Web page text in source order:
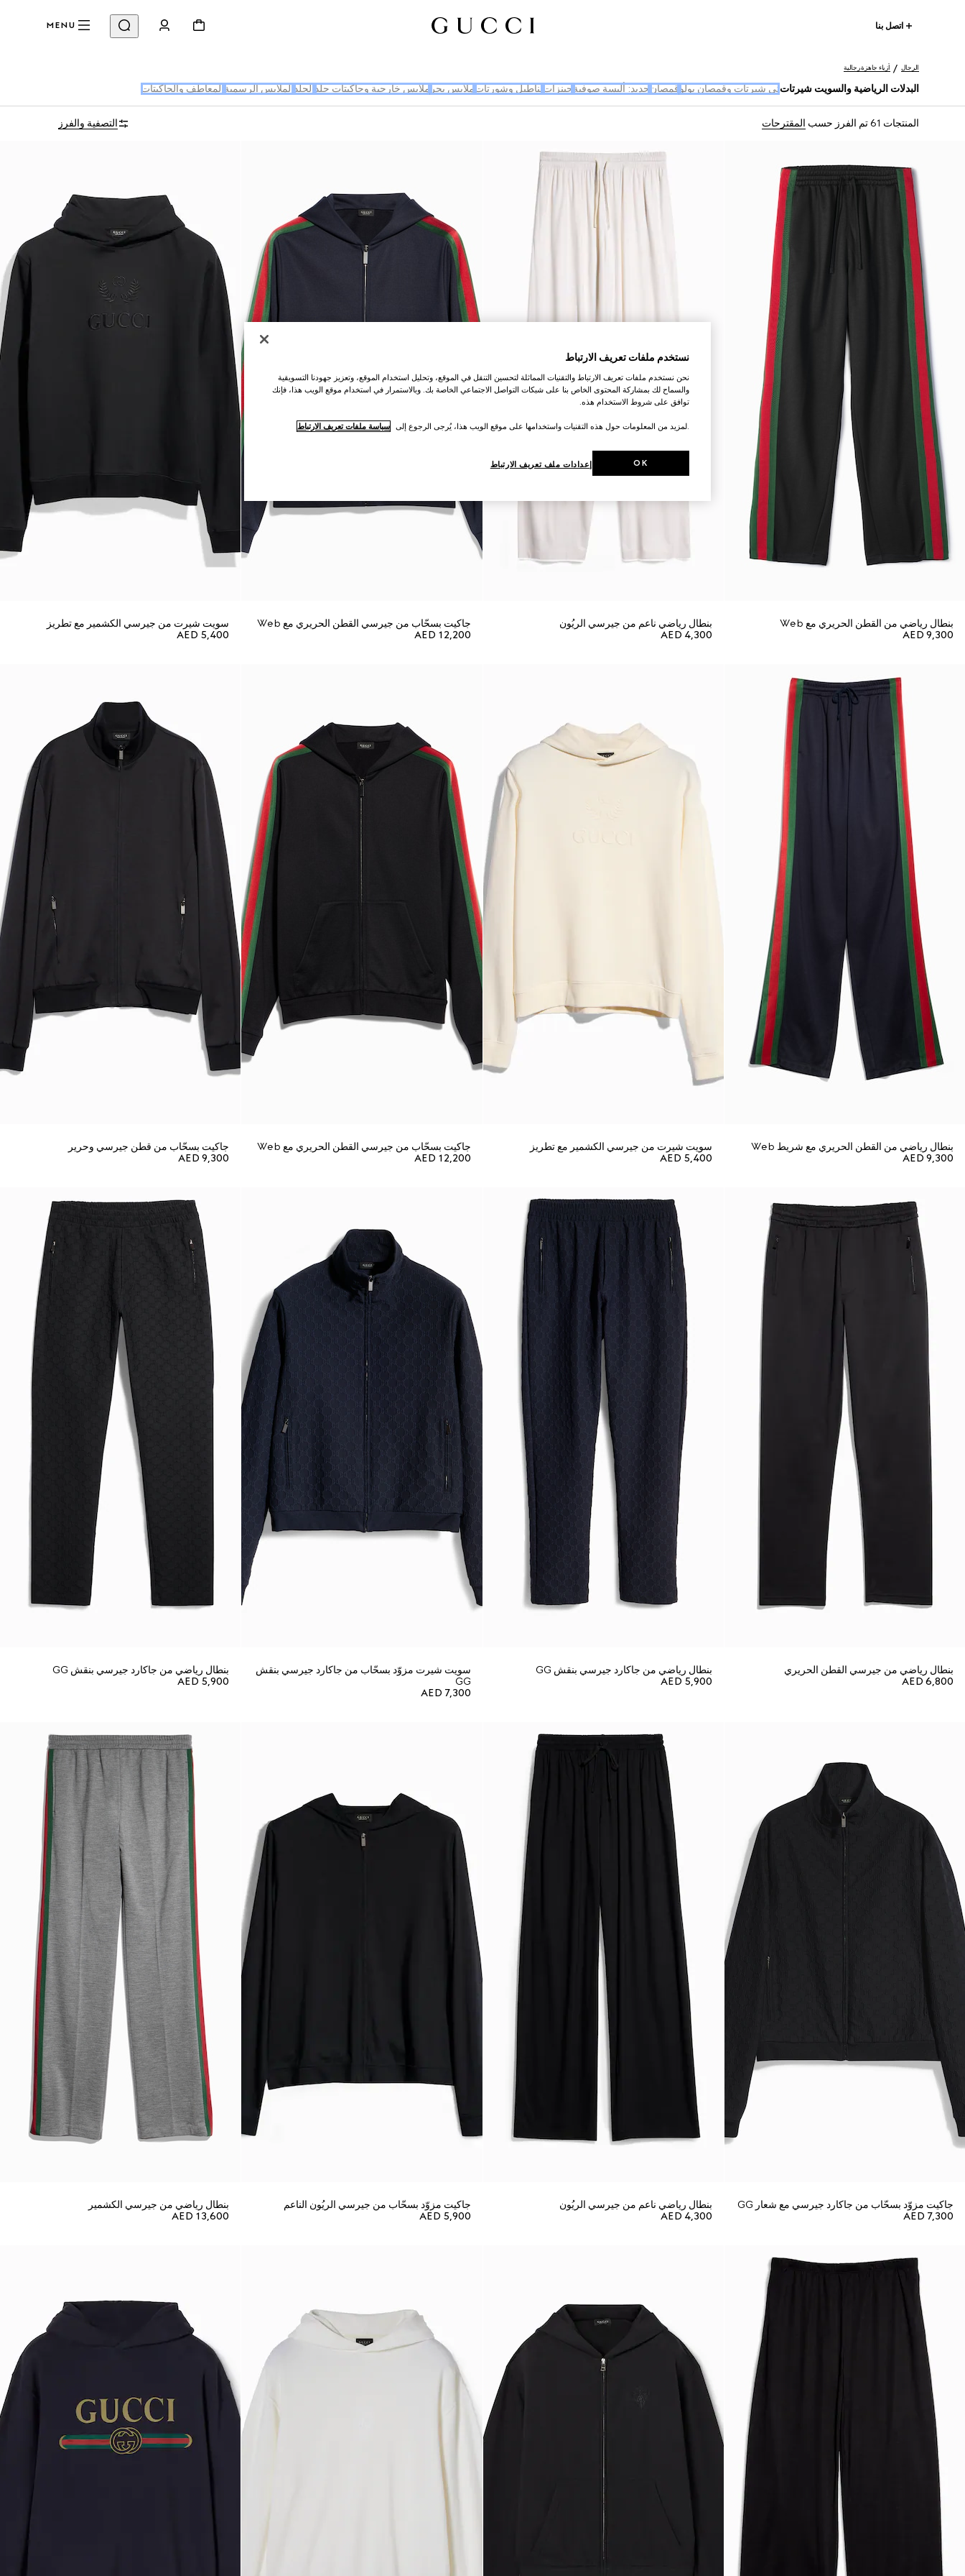
اتصل بنا MENU
الرجال أزياء جاهزة رجالية
البدلات الرياضية والسويت شيرتات تي شيرتات وقمصان بولو قمصان جديد: ألبسة صوفية جينزات بناطيل وشورتات ملابس بحر ملابس خارجية وجاكيتات جلد الجلد الملابس الرسمية المعاطف والجاكيتات
المنتجات 61 تم الفرز حسب المقترحات التصفية والفرز
بنطال رياضي من القطن الحريري مع Web
AED 9,300
بنطال رياضي ناعم من جيرسي الريُون
AED 4,300
جاكيت بسحّاب من جيرسي القطن الحريري مع Web
AED 12,200
سويت شيرت من جيرسي الكشمير مع تطريز
AED 5,400
بنطال رياضي من القطن الحريري مع شريط Web
AED 9,300
سويت شيرت من جيرسي الكشمير مع تطريز
AED 5,400
جاكيت بسحّاب من جيرسي القطن الحريري مع Web
AED 12,200
جاكيت بسحّاب من قطن جيرسي وحرير
AED 9,300
بنطال رياضي من جيرسي القطن الحريري
AED 6,800
بنطال رياضي من جاكارد جيرسي بنقش GG
AED 5,900
سويت شيرت مزوّد بسحّاب من جاكارد جيرسي بنقش
GG
AED 7,300
بنطال رياضي من جاكارد جيرسي بنقش GG
AED 5,900
جاكيت مزوّد بسحّاب من جاكارد جيرسي مع شعار GG
AED 7,300
بنطال رياضي ناعم من جيرسي الريُون
AED 4,300
جاكيت مزوّد بسحّاب من جيرسي الريُون الناعم
AED 5,900
بنطال رياضي من جيرسي الكشمير
AED 13,600
نستخدم ملفات تعريف الارتباط
نحن نستخدم ملفات تعريف الارتباط والتقنيات المماثلة لتحسين التنقل في الموقع، وتحليل استخدام الموقع، وتعزيز جهودنا التسويقية
والسماح لك بمشاركة المحتوى الخاص بنا على شبكات التواصل الاجتماعي الخاصة بك. وبالاستمرار في استخدام موقع الويب هذا، فإنك
توافق على شروط الاستخدام هذه.
.لمزيد من المعلومات حول هذه التقنيات واستخدامها على موقع الويب هذا، يُرجى الرجوع إلى سياسة ملفات تعريف الارتباط
إعدادات ملف تعريف الارتباط OK